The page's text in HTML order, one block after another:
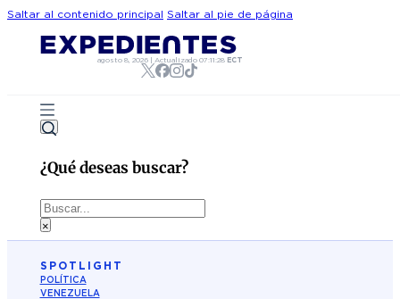
Saltar al contenido principal Saltar al pie de página
agosto 8, 2026| Actualizado 07:11:28 ECT
¿Qué deseas buscar?
Buscar
×
SPOTLIGHT
POLÍTICA
VENEZUELA